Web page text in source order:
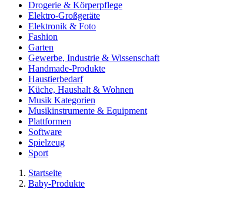
Drogerie & Körperpflege
Elektro-Großgeräte
Elektronik & Foto
Fashion
Garten
Gewerbe, Industrie & Wissenschaft
Handmade-Produkte
Haustierbedarf
Küche, Haushalt & Wohnen
Musik Kategorien
Musikinstrumente & Equipment
Plattformen
Software
Spielzeug
Sport
Startseite
Baby-Produkte